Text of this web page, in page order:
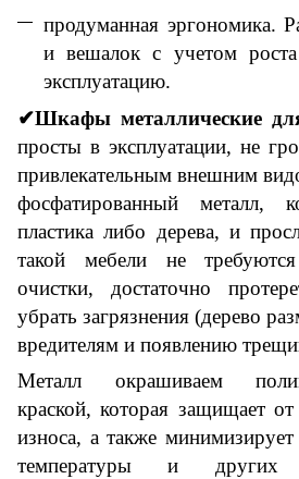
продуманная эргономика.
и вешалок с учетом роста
эксплуатацию.
✔Шкафы металлические
просты в эксплуатации, не
привлекательным внешним
фосфатированный металл,
пластика либо дерева, и
такой мебели не
очистки, достаточно
убрать загрязнения (дерево
вредителям и появлению
Металл окрашиваем
краской, которая защищает от
износа, а также минимизирует
температуры и других